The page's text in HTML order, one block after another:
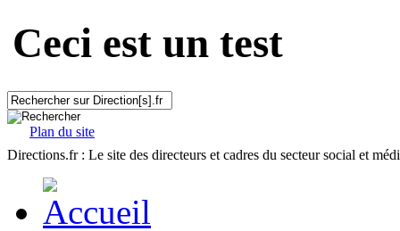
Ceci est un test
Plan du site
Directions.fr : Le site des directeurs et cadres du secteur social et